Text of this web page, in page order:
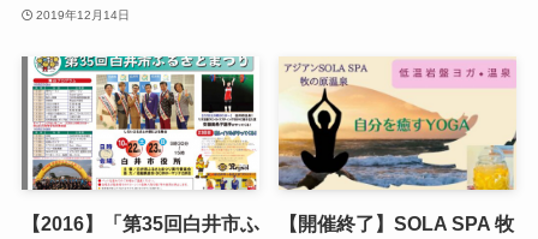
2019年12月14日
【2016】「第35回白井市ふ
【開催終了】SOLA SPA 牧